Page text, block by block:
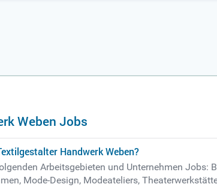
Weben Jobs
Handwerk Weben?
Arbeitsgebieten und Unternehmen Jobs:
Mode-Design, Modeateliers,